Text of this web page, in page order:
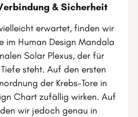
& Sicherheit
erwartet, finden wir
im Human Design Mandala
Solar Plexus, der für
steht. Auf den ersten
der Krebs-Tore in
Chart zufällig wirken. Auf
wir jedoch genau in